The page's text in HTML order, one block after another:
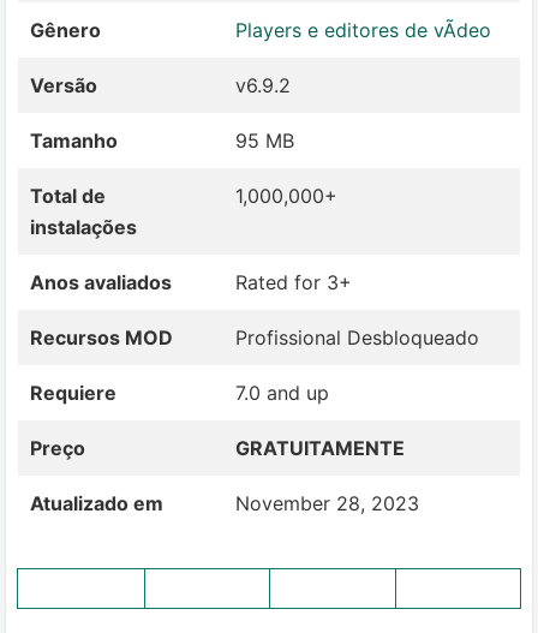
Gênero Players e editores de vÃ­deo
Versão v6.9.2
Tamanho 95 MB
Total de
instalações
1,000,000+
Anos avaliados Rated for 3+
Recursos MOD Profissional Desbloqueado
Requiere 7.0 and up
Preço GRATUITAMENTE
Atualizado em November 28, 2023